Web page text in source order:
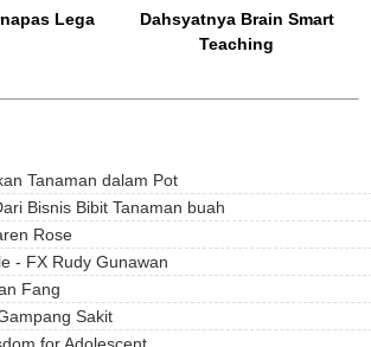
Lega
Dahsyatnya Brain Smart
Teaching
Tanaman dalam Pot
Bisnis Bibit Tanaman buah
Rose
- FX Rudy Gunawan
Fang
Sakit